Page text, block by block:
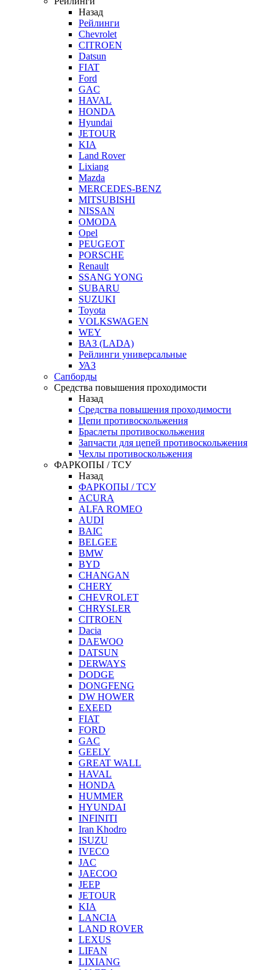
Назад
Рейлинги
Chevrolet
CITROEN
Datsun
FIAT
Ford
GAC
HAVAL
HONDA
Hyundai
JETOUR
KIA
Land Rover
Lixiang
Mazda
MERCEDES-BENZ
MITSUBISHI
NISSAN
OMODA
Opel
PEUGEOT
PORSCHE
Renault
SSANG YONG
SUBARU
SUZUKI
Toyota
VOLKSWAGEN
WEY
ВАЗ (LADA)
Рейлинги универсальные
УАЗ
Сапборды
Средства повышения проходимости
Назад
Средства повышения проходимости
Цепи противоскольжения
Браслеты противоскольжения
Запчасти для цепей противоскольжения
Чехлы противоскольжения
ФАРКОПЫ / ТСУ
Назад
ФАРКОПЫ / ТСУ
ACURA
ALFA ROMEO
AUDI
BAIC
BELGEE
BMW
BYD
CHANGAN
CHERY
CHEVROLET
CHRYSLER
CITROEN
Dacia
DAEWOO
DATSUN
DERWAYS
DODGE
DONGFENG
DW HOWER
EXEED
FIAT
FORD
GAC
GEELY
GREAT WALL
HAVAL
HONDA
HUMMER
HYUNDAI
INFINITI
Iran Khodro
ISUZU
IVECO
JAC
JAECOO
JEEP
JETOUR
KIA
LANCIA
LAND ROVER
LEXUS
LIFAN
LIXIANG